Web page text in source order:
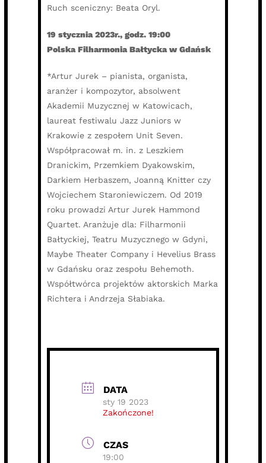
Ruch sceniczny: Beata Oryl.
19 stycznia 2023r., godz. 19:00
Polska Filharmonia Bałtycka w Gdańsk
*Artur Jurek – pianista, organista,
aranżer i kompozytor, absolwent
Akademii Muzycznej w Katowicach,
laureat festiwalu Jazz Juniors w
Krakowie z zespołem Unit Seven.
Współpracował m. in. z Leszkiem
Dranickim, Przemkiem Dyakowskim,
Darkiem Herbaszem, Joanną Knitter czy
Wojciechem Staroniewiczem. Od 2019
roku prowadzi Artur Jurek Hammond
Quartet. Aranżuje dla: Filharmonii
Bałtyckiej, Teatru Muzycznego w Gdyni,
Maybe Theater Company i Hevelius Brass
w Gdańsku oraz zespołu Behemoth.
Współtwórca projektów aktorskich Marka
Richtera i Andrzeja Słabiaka.
DATA
sty 19 2023
Zakończone!
CZAS
19:00